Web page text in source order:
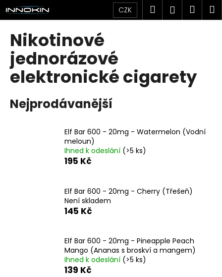
Přejít
na
obsah
CZK Hledat
Nikotinové
jednorázové
elektronické cigarety
Nejprodávanější
Elf Bar 600 - 20mg - Watermelon (Vodní
meloun)
Ihned k odeslání (>5 ks)
195 Kč
Elf Bar 600 - 20mg - Cherry (Třešeň)
Není skladem
145 Kč
Elf Bar 600 - 20mg - Pineapple Peach
Mango (Ananas s broskví a mangem)
Ihned k odeslání (>5 ks)
139 Kč
K
o
C
o
p
t